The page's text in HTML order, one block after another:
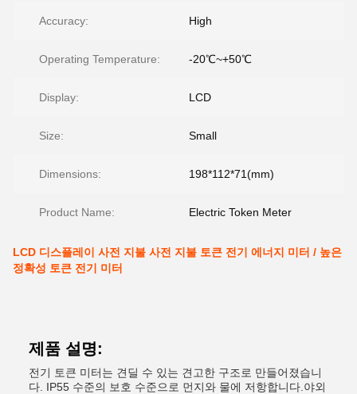
Accuracy: High
Operating Temperature: -20℃~+50℃
Display: LCD
Size: Small
Dimensions: 198*112*71(mm)
Product Name: Electric Token Meter
LCD 디스플레이 사전 지불 사전 지불 토큰 전기 에너지 미터 / 높은
정확성 토큰 전기 미터
제품 설명:
전기 토큰 미터는 견딜 수 있는 견고한 구조로 만들어졌습니
다. IP55 수준의 보호 수준으로 먼지와 물에 저항합니다.야외